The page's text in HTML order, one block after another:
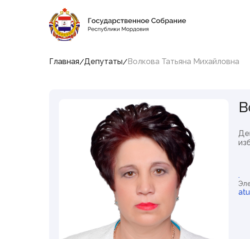
11:29:06
7 августа 2026, Пятница
Государственного
Собрания Республики
Мордовия
Председатель
Заместители Председателя
Комитеты и комиссии
Представительная
деятельность
Главная Депутаты Волкова Татьяна Михайловна
.